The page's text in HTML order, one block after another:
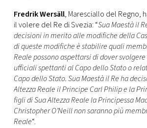
Fredrik Wersäll, Maresciallo del Regno,
il volere del Re di Svezia: “Sua Maestà il
decisioni in merito alle modifiche della
di queste modifiche è stabilire quali
Reale possono aspettarsi di dover
ufficiali spettanti al Capo dello Stato o
Capo dello Stato. Sua Maestà il Re ha
Altezza Reale il Principe Carl Philip e la
figli di Sua Altezza Reale la Principessa
Christopher O’Neill non saranno più
Reale“.